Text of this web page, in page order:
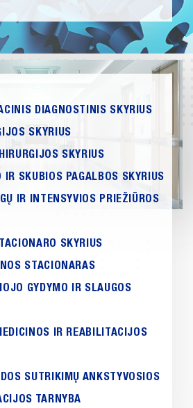
DIAGNOSTINIS SKYRIUS
SKYRIUS
SKYRIUS
IR SKUBIOS PAGALBOS SKYRIUS
IR INTENSYVIOS PRIEŽIŪROS
SKYRIUS
STACIONARAS
GYDYMO IR SLAUGOS
IR REABILITACIJOS
SUTRIKIMŲ ANKSTYVOSIOS
TARNYBA